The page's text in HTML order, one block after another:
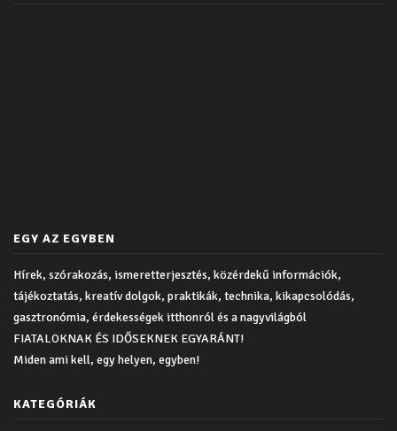
EGY AZ EGYBEN
Hírek, szórakozás, ismeretterjesztés, közérdekű információk,
tájékoztatás, kreatív dolgok, praktikák, technika, kikapcsolódás,
gasztronómia, érdekességek itthonról és a nagyvilágból
FIATALOKNAK ÉS IDŐSEKNEK EGYARÁNT!
Miden ami kell, egy helyen, egyben!
KATEGÓRIÁK